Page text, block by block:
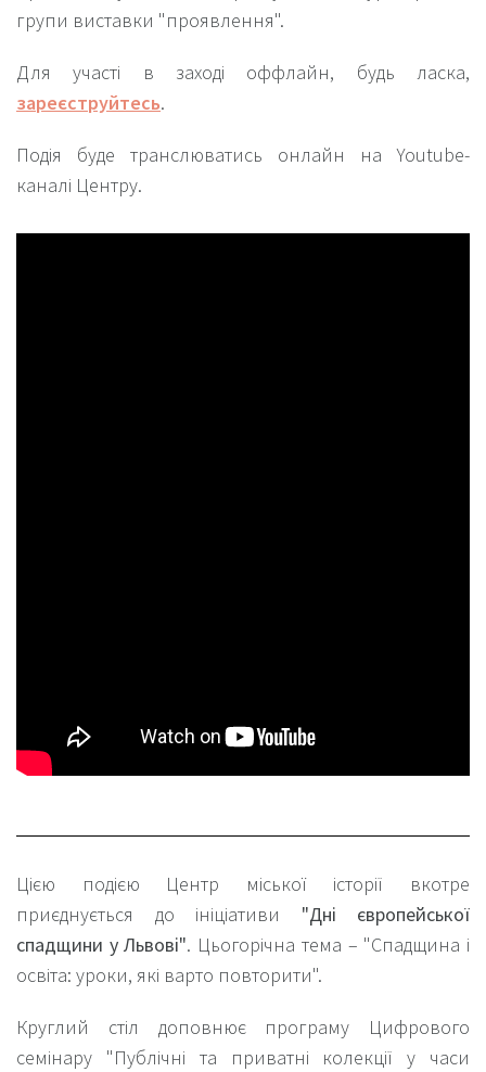
групи виставки "проявлення".
Для участі в заході оффлайн, будь ласка,
зареєструйтесь.
Подія буде транслюватись онлайн на Youtube-
каналі Центру.
Цією подією Центр міської історії вкотре
приєднується до ініціативи "Дні європейської
спадщини у Львові". Цьогорічна тема – "Спадщина і
освіта: уроки, які варто повторити".
Круглий стіл доповнює програму Цифрового
семінару "Публічні та приватні колекції у часи